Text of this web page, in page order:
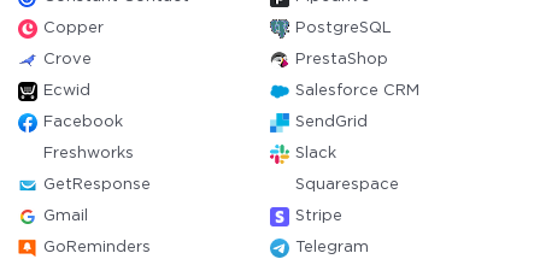
Copper PostgreSQL
Crove PrestaShop
Ecwid Salesforce CRM
Facebook SendGrid
Freshworks Slack
GetResponse Squarespace
Gmail Stripe
GoReminders Telegram